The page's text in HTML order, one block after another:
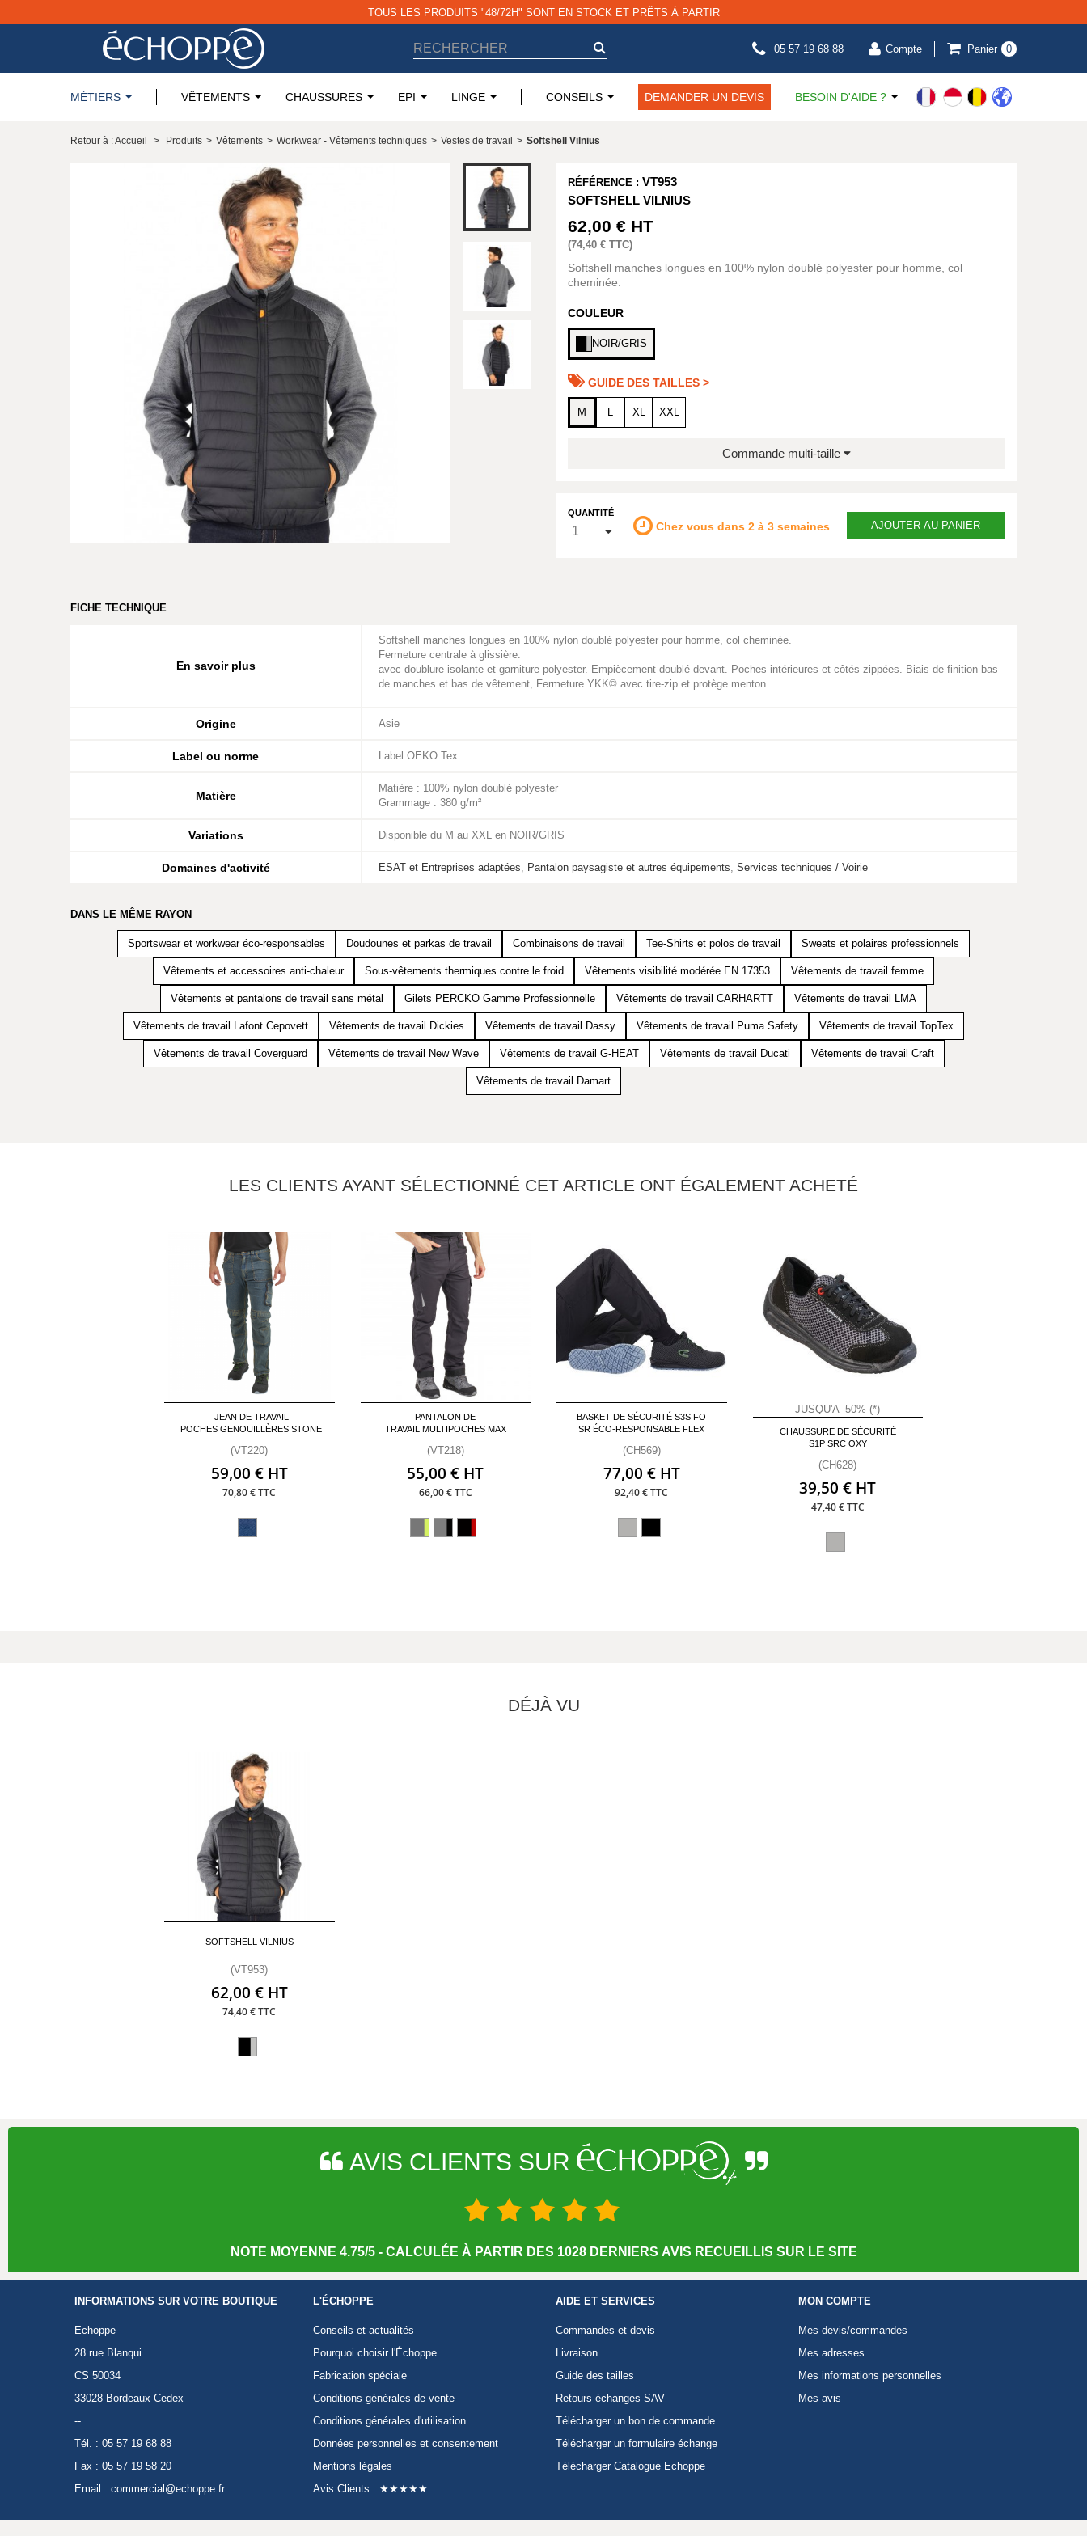
TOUS LES PRODUITS "48/72H" SONT EN STOCK ET PRÊTS À PARTIR
05 57 19 68 88 Compte Panier 0
MÉTIERS VÊTEMENTS CHAUSSURES EPI LINGE CONSEILS DEMANDER UN DEVIS BESOIN D'AIDE ?
Retour à : Accueil > Produits > Vêtements > Workwear - Vêtements techniques > Vestes de travail > Softshell Vilnius
RÉFÉRENCE : VT953
SOFTSHELL VILNIUS
62,00 € HT
(74,40 € TTC)
Softshell manches longues en 100% nylon doublé polyester pour homme, col
cheminée.
COULEUR
NOIR/GRIS
GUIDE DES TAILLES >
M L XL XXL
Commande multi-taille
QUANTITÉ
Chez vous dans 2 à 3 semaines AJOUTER AU PANIER
FICHE TECHNIQUE
En savoir plus
Softshell manches longues en 100% nylon doublé polyester pour homme, col cheminée.
Fermeture centrale à glissière.
avec doublure isolante et garniture polyester. Empiècement doublé devant. Poches intérieures et côtés zippées. Biais de finition bas
de manches et bas de vêtement, Fermeture YKK© avec tire-zip et protège menton.
Origine Asie
Label ou norme Label OEKO Tex
Matière
Matière : 100% nylon doublé polyester
Grammage : 380 g/m²
Variations Disponible du M au XXL en NOIR/GRIS
Domaines d'activité ESAT et Entreprises adaptées, Pantalon paysagiste et autres équipements, Services techniques / Voirie
DANS LE MÊME RAYON
Sportswear et workwear éco-responsables Doudounes et parkas de travail Combinaisons de travail Tee-Shirts et polos de travail Sweats et polaires professionnels
Vêtements et accessoires anti-chaleur Sous-vêtements thermiques contre le froid Vêtements visibilité modérée EN 17353 Vêtements de travail femme
Vêtements et pantalons de travail sans métal Gilets PERCKO Gamme Professionnelle Vêtements de travail CARHARTT Vêtements de travail LMA
Vêtements de travail Lafont Cepovett Vêtements de travail Dickies Vêtements de travail Dassy Vêtements de travail Puma Safety Vêtements de travail TopTex
Vêtements de travail Coverguard Vêtements de travail New Wave Vêtements de travail G-HEAT Vêtements de travail Ducati Vêtements de travail Craft
Vêtements de travail Damart
LES CLIENTS AYANT SÉLECTIONNÉ CET ARTICLE ONT ÉGALEMENT ACHETÉ
JEAN DE TRAVAIL
POCHES GENOUILLÈRES STONE
(VT220)
59,00 € HT
70,80 € TTC
PANTALON DE
TRAVAIL MULTIPOCHES MAX
(VT218)
55,00 € HT
66,00 € TTC
BASKET DE SÉCURITÉ S3S FO
SR ÉCO-RESPONSABLE FLEX
(CH569)
77,00 € HT
92,40 € TTC
JUSQU'A -50% (*)
CHAUSSURE DE SÉCURITÉ
S1P SRC OXY
(CH628)
39,50 € HT
47,40 € TTC
DÉJÀ VU
SOFTSHELL VILNIUS
(VT953)
62,00 € HT
74,40 € TTC
AVIS CLIENTS SUR
NOTE MOYENNE 4.75/5 - CALCULÉE À PARTIR DES 1028 DERNIERS AVIS RECUEILLIS SUR LE SITE
INFORMATIONS SUR VOTRE BOUTIQUE
Echoppe
28 rue Blanqui
CS 50034
33028 Bordeaux Cedex
--
Tél. : 05 57 19 68 88
Fax : 05 57 19 58 20
Email : commercial@echoppe.fr
L'ÉCHOPPE
Conseils et actualités
Pourquoi choisir l'Échoppe
Fabrication spéciale
Conditions générales de vente
Conditions générales d'utilisation
Données personnelles et consentement
Mentions légales
Avis Clients
★★★★★
AIDE ET SERVICES
Commandes et devis
Livraison
Guide des tailles
Retours échanges SAV
Télécharger un bon de commande
Télécharger un formulaire échange
Télécharger Catalogue Echoppe
MON COMPTE
Mes devis/commandes
Mes adresses
Mes informations personnelles
Mes avis